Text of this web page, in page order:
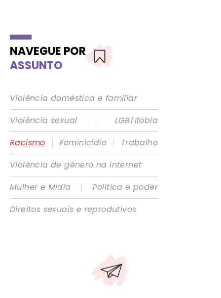
NAVEGUE POR
ASSUNTO
Violência doméstica e familiar
Violência sexual
|
LGBTIfobia
Racismo
| Feminicídio |
Trabalho
Violência de gênero na internet
Mulher e Mídia
|
Política e poder
Direitos sexuais e reprodutivos